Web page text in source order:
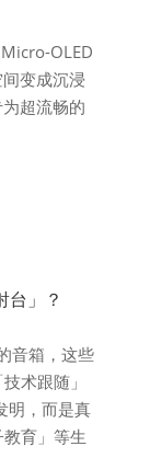
OLED
变成沉浸
超流畅的
台」？
音箱，这些
术跟随」
，而是真
育」等生